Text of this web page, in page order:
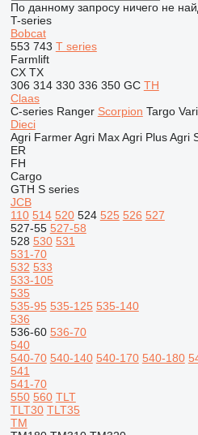
По данному запросу ничего не
T-series
Bobcat
553 743 T series
Farmlift
CX TX
306 314 330 336 350 GC TH
Claas
C-series Ranger Scorpion Targo
Dieci
Agri Farmer Agri Max Agri Plus Agri
ER
FH
Cargo
GTH S series
JCB
110 514 520 524 525 526 527
527-55 527-58
528 530 531
531-70
532 533
533-105
535
535-95 535-125 535-140
536
536-60 536-70
540
540-70 540-140 540-170 540-180
541
541-70
550 560 TLT
TLT30 TLT35
TM